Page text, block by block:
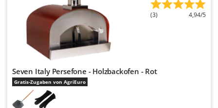
(3) 4,94/5
Seven Italy Persefone - Holzbackofen - Rot
Gratis-Zugaben von AgriEuro